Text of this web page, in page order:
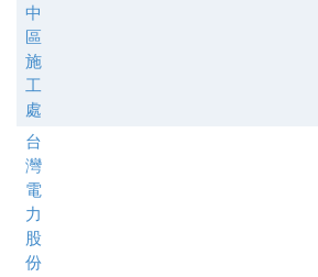
中
區
施
工
處
台
灣
電
力
股
份